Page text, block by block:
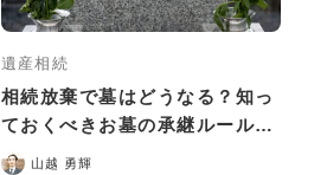
遺産相続
相続放棄で墓はどうなる？知っ
ておくべきお墓の承継ルールや
墓じまいについて解説
山越 勇輝